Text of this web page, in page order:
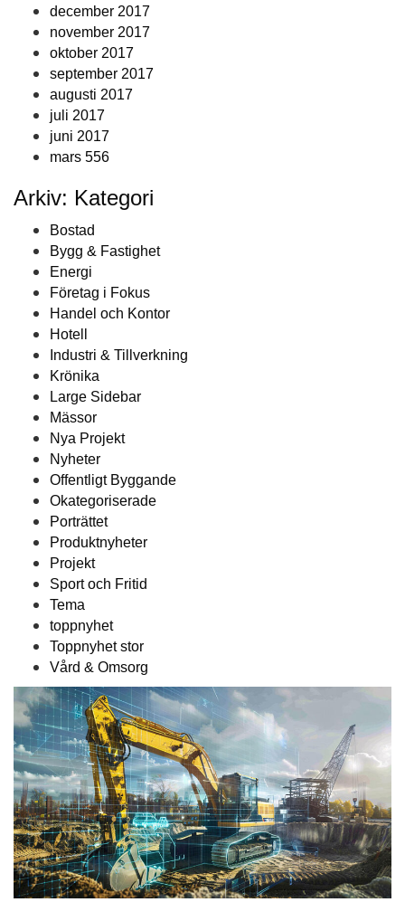
december 2017
november 2017
oktober 2017
september 2017
augusti 2017
juli 2017
juni 2017
mars 556
Arkiv: Kategori
Bostad
Bygg & Fastighet
Energi
Företag i Fokus
Handel och Kontor
Hotell
Industri & Tillverkning
Krönika
Large Sidebar
Mässor
Nya Projekt
Nyheter
Offentligt Byggande
Okategoriserade
Porträttet
Produktnyheter
Projekt
Sport och Fritid
Tema
toppnyhet
Toppnyhet stor
Vård & Omsorg